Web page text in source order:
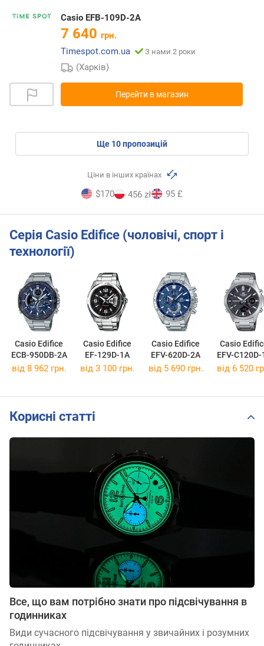
Casio EFB-109D-2A
7 640 грн.
Timespot.com.ua
З нами 2 роки
(Харків)
Перейти в магазин
ще 10пропозицій
Ціни в інших країнах
$170 456 zł 95 £
Серія Casio Edifice (чоловічі, спорт і
технології)
Casio Edifice
ECB-950DB-2A
Casio Edifice
EF-129D-1A
Casio Edifice
EFV-620D-2A
Casio
EFV-C120D-
від 8 962 грн. від 3 100 грн. від 5 690 грн. від 6 520
Корисні статті
Все, що вам потрібно знати про підсвічування в
годинниках
Види сучасного підсвічування у звичайних і розумних